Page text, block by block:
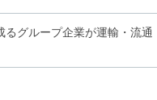
グループ企業が運輸・流